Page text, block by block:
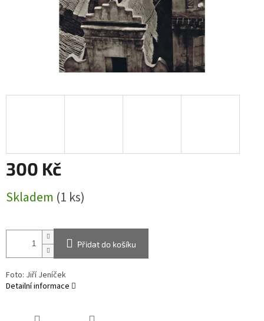
300 Kč
cena:
Skladem (1 ks)
Přidat do košíku
Foto: Jiří Jeníček
Detailní informace